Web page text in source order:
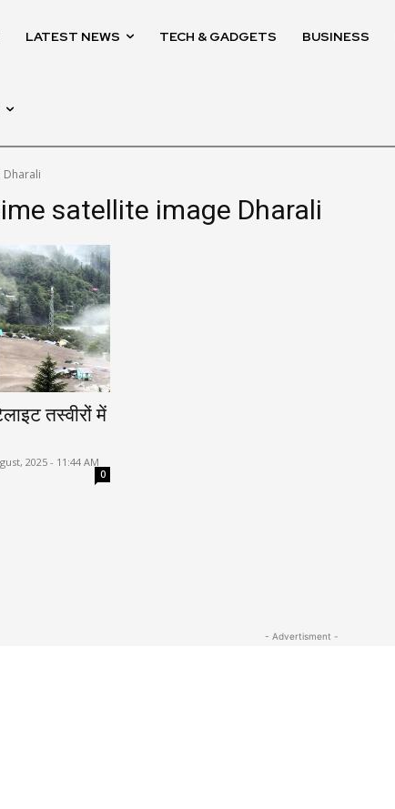
LATEST NEWS TECH & GADGETS BUSINESS
Dharali
satellite image Dharali
तस्वीरों में
2025 - 11:44 AM
0
- Advertisment -